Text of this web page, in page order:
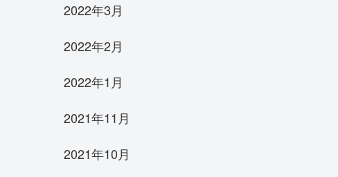
2022年3月
2022年2月
2022年1月
2021年11月
2021年10月